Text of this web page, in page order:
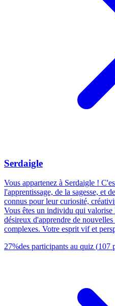
Serdaigle
Vous appartenez à Serdaigle !
l'apprentissage, de la sagesse, et
connus pour leur curiosité,
Vous êtes un individu qui
désireux d'apprendre de
complexes. Votre esprit vif et
27%des participants au quiz (107